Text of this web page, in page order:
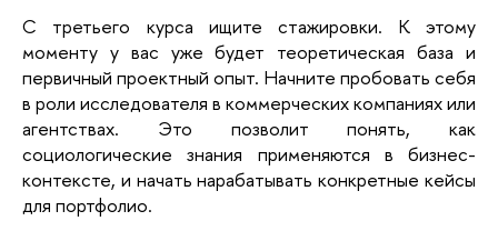
С третьего курса ищите стажировки. К этому
моменту у вас уже будет теоретическая база и
первичный проектный опыт. Начните пробовать себя
в роли исследователя в коммерческих компаниях или
агентствах. Это позволит понять, как
социологические знания применяются в бизнес-
контексте, и начать нарабатывать конкретные кейсы
для портфолио.